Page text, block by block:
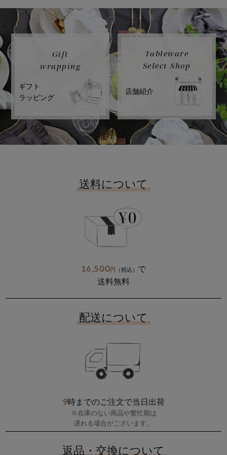
Gift
wrapping
ギフト
ラッピング
Tableware
Select Shop
店舗紹介
送料について
16,500円 （税込） で
送料無料
配送について
9時までのご注文で当日出荷
※在庫のない商品や繁忙期は
遅れる場合がございます。
返品・交換について